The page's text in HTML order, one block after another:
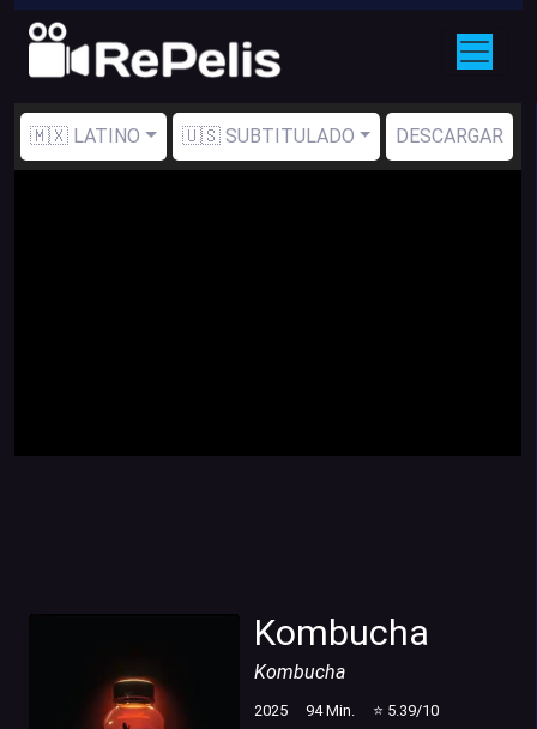
🇲🇽 LATINO 🇺🇸 SUBTITULADO DESCARGAR
Kombucha
Kombucha
2025 94Min. ⭐ 5.39/10